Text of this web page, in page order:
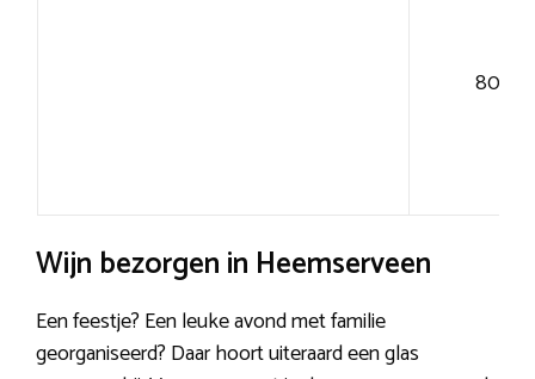
80+
Wijn bezorgen in Heemserveen
Een feestje? Een leuke avond met familie
georganiseerd? Daar hoort uiteraard een glas